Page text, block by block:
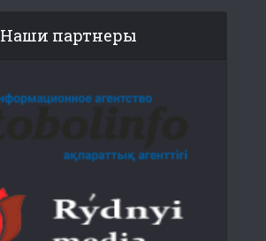
Наши партнеры